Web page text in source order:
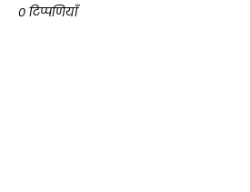
0 टिप्पणियाँ